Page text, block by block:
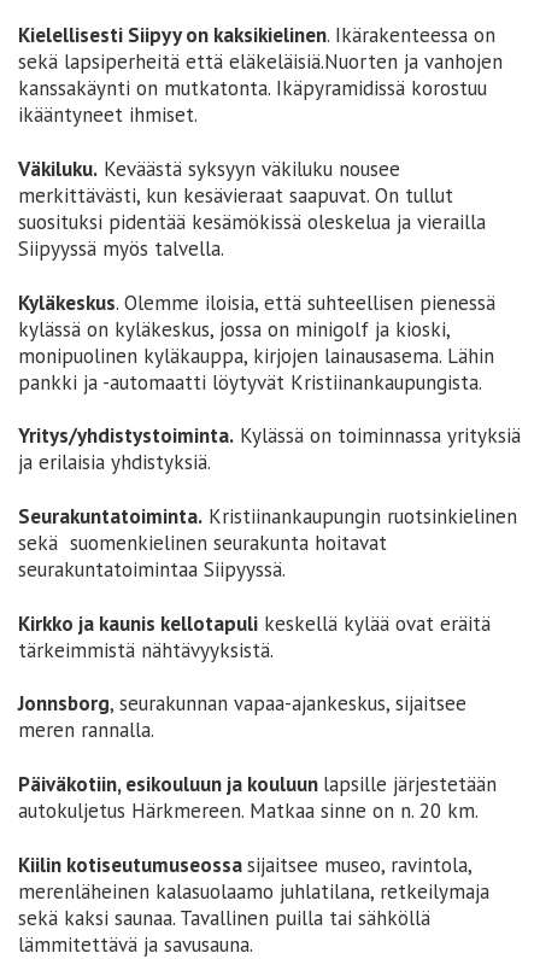
Kielellisesti Siipyy on kaksikielinen. Ikärakenteessa on
sekä lapsiperheitä että eläkeläisiä.Nuorten ja vanhojen
kanssakäynti on mutkatonta. Ikäpyramidissä korostuu
ikääntyneet ihmiset.
Väkiluku. Keväästä syksyyn väkiluku nousee
merkittävästi, kun kesävieraat saapuvat. On tullut
suosituksi pidentää kesämökissä oleskelua ja vierailla
Siipyyssä myös talvella.
Kyläkeskus. Olemme iloisia, että suhteellisen pienessä
kylässä on kyläkeskus, jossa on minigolf ja kioski,
monipuolinen kyläkauppa, kirjojen lainausasema. Lähin
pankki ja -automaatti löytyvät Kristiinankaupungista.
Yritys/yhdistystoiminta. Kylässä on toiminnassa yrityksiä
ja erilaisia yhdistyksiä.
Seurakuntatoiminta. Kristiinankaupungin ruotsinkielinen
sekä suomenkielinen seurakunta hoitavat
seurakuntatoimintaa Siipyyssä.
Kirkko ja kaunis kellotapuli keskellä kylää ovat eräitä
tärkeimmistä nähtävyyksistä.
Jonnsborg, seurakunnan vapaa-ajankeskus, sijaitsee
meren rannalla.
Päiväkotiin, esikouluun ja kouluun lapsille järjestetään
autokuljetus Härkmereen. Matkaa sinne on n. 20 km.
Kiilin kotiseutumuseossasijaitsee museo, ravintola,
merenläheinen kalasuolaamo juhlatilana, retkeilymaja
sekä kaksi saunaa. Tavallinen puilla tai sähköllä
lämmitettävä ja savusauna.